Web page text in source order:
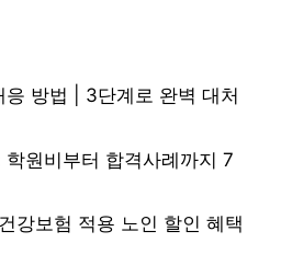
방법 | 3단계로 완벽 대처
원비부터 합격사례까지 7
강보험 적용 노인 할인 혜택